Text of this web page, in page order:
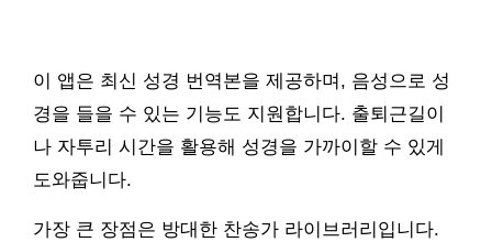
이 앱은 최신 성경 번역본을 제공하며, 음성으로 성
경을 들을 수 있는 기능도 지원합니다. 출퇴근길이
나 자투리 시간을 활용해 성경을 가까이할 수 있게
도와줍니다.
가장 큰 장점은 방대한 찬송가 라이브러리입니다.